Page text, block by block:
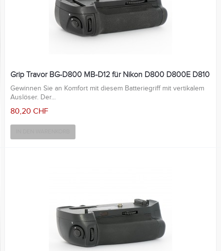
Grip Travor BG-D800 MB-D12 für Nikon D800 D800E D810
Gewinnen Sie an Komfort mit diesem Batteriegriff mit vertikalem
Auslöser. Der...
80,20 CHF